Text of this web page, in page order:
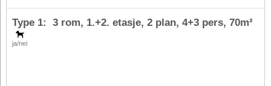
ja/nei
Type 1: 3 rom, 1.+2. etasje, 2 plan, 4+3 pers, 70m²